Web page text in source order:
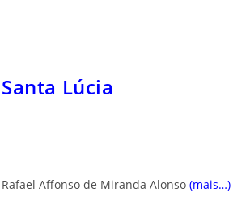
Santa Lúcia
Rafael Affonso de Miranda Alonso (mais…)